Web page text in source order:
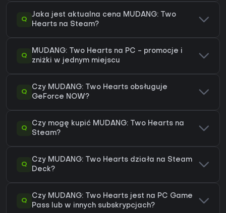
Q
Jaka jest aktualna cena MUDANG: Two
Hearts na Steam?
Q
MUDANG: Two Hearts na PC - promocje i
zniżki w jednym miejscu
Q
Czy MUDANG: Two Hearts obsługuje
GeForce NOW?
Q
Czy mogę kupić MUDANG: Two Hearts na
Steam?
Q
Czy MUDANG: Two Hearts działa na Steam
Deck?
Q
Czy MUDANG: Two Hearts jest na PC Game
Pass lub w innych subskrypcjach?